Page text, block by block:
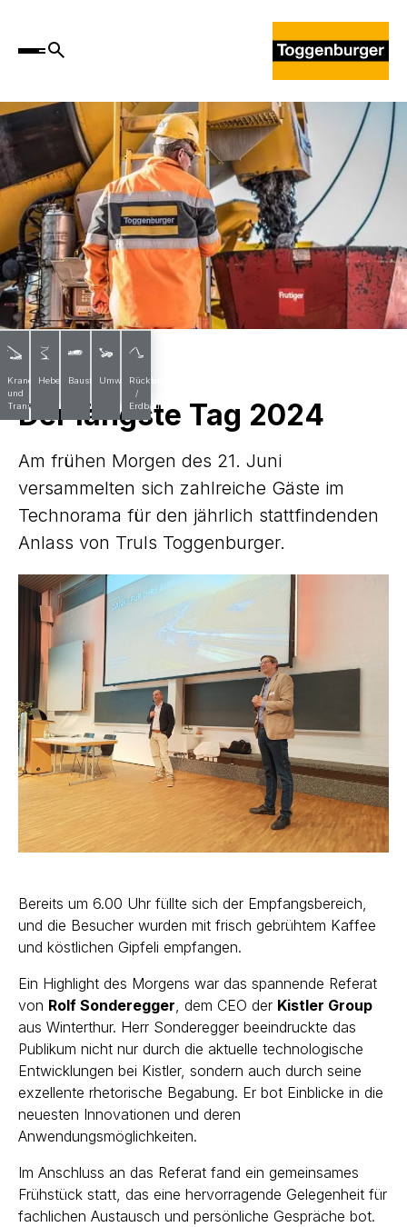
Krane
und
Transporte
Hebebühnen
BaustoffeUmwelttechnik
Rückbau
/
Erdbau
Der längste Tag 2024
Am frühen Morgen des 21. Juni
versammelten sich zahlreiche Gäste im
Technorama für den jährlich stattfindenden
Anlass von Truls Toggenburger.
Bereits um 6.00 Uhr füllte sich der Empfangsbereich,
und die Besucher wurden mit frisch gebrühtem Kaffee
und köstlichen Gipfeli empfangen.
Ein Highlight des Morgens war das spannende Referat
von Rolf Sonderegger, dem CEO der Kistler Group
aus Winterthur. Herr Sonderegger beeindruckte das
Publikum nicht nur durch die aktuelle technologische
Entwicklungen bei Kistler, sondern auch durch seine
exzellente rhetorische Begabung. Er bot Einblicke in die
neuesten Innovationen und deren
Anwendungsmöglichkeiten.
Im Anschluss an das Referat fand ein gemeinsames
Frühstück statt, das eine hervorragende Gelegenheit für
fachlichen Austausch und persönliche Gespräche bot.